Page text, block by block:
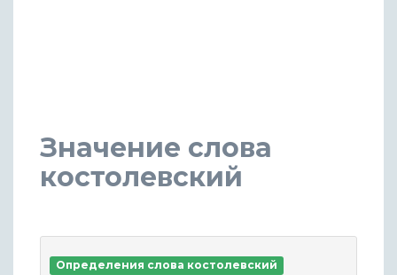
Значение слова
костолевский
Определения слова костолевский